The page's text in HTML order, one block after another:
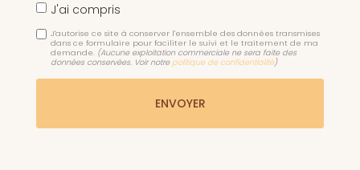
J'ai compris
J'autorise ce site à conserver l'ensemble des données transmises
dans ce formulaire pour faciliter le suivi et le traitement de ma
demande. (Aucune exploitation commerciale ne sera faite des
données conservées. Voir notre politique de confidentialité)